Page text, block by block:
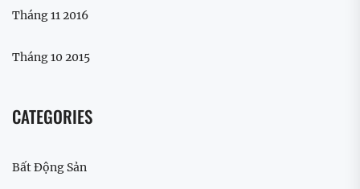
Tháng 11 2016
Tháng 10 2015
CATEGORIES
Bất Động Sản